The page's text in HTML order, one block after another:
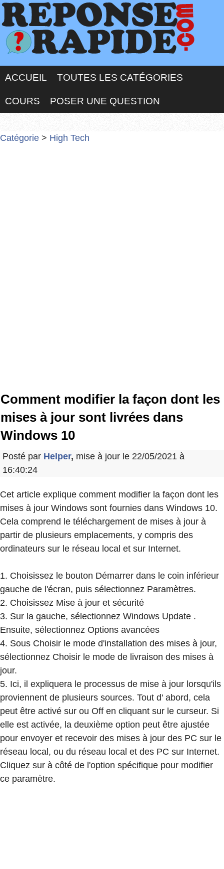
ACCUEIL TOUTES LES CATÉGORIES
COURS POSER UNE QUESTION
Catégorie > High Tech
Comment modifier la façon dont les
mises à jour sont livrées dans
Windows 10
Posté par Helper, mise à jour le 22/05/2021 à
16:40:24
Cet article explique comment modifier la façon dont les
mises à jour Windows sont fournies dans Windows 10.
Cela comprend le téléchargement de mises à jour à
partir de plusieurs emplacements, y compris des
ordinateurs sur le réseau local et sur Internet.
1. Choisissez le bouton Démarrer dans le coin inférieur
gauche de l'écran, puis sélectionnez Paramètres.
2. Choisissez Mise à jour et sécurité
3. Sur la gauche, sélectionnez Windows Update .
Ensuite, sélectionnez Options avancées
4. Sous Choisir le mode d'installation des mises à jour,
sélectionnez Choisir le mode de livraison des mises à
jour.
5. Ici, il expliquera le processus de mise à jour lorsqu'ils
proviennent de plusieurs sources. Tout d' abord, cela
peut être activé sur ou Off en cliquant sur le curseur. Si
elle est activée, la deuxième option peut être ajustée
pour envoyer et recevoir des mises à jour des PC sur le
réseau local, ou du réseau local et des PC sur Internet.
Cliquez sur à côté de l'option spécifique pour modifier
ce paramètre.